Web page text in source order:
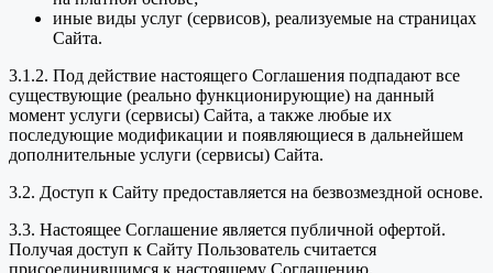
иные виды услуг (сервисов), реализуемые на страницах
Сайта.
3.1.2. Под действие настоящего Соглашения подпадают все
существующие (реально функционирующие) на данный
момент услуги (сервисы) Сайта, а также любые их
последующие модификации и появляющиеся в дальнейшем
дополнительные услуги (сервисы) Сайта.
3.2. Доступ к Сайту предоставляется на безвозмездной основе.
3.3. Настоящее Соглашение является публичной офертой.
Получая доступ к Сайту Пользователь считается
присоединившимся к настоящему Соглашению.